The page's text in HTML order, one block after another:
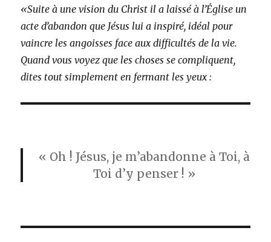
«Suite à une vision du Christ il a laissé à l’Église un
acte d’abandon que Jésus lui a inspiré, idéal pour
vaincre les angoisses face aux difficultés de la vie.
Quand vous voyez que les choses se compliquent,
dites tout simplement en fermant les yeux :
« Oh ! Jésus, je m’abandonne à Toi, à
Toi d’y penser ! »